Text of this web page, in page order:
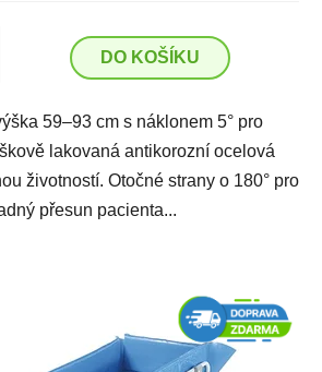
DO KOŠÍKU
59–93 cm s náklonem 5° pro
lakovaná antikorozní ocelová
životností. Otočné strany o 180° pro
přesun pacienta...